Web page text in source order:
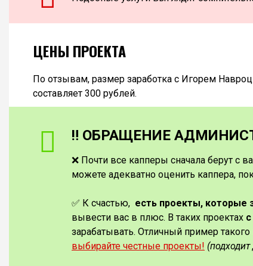
ЦЕНЫ ПРОЕКТА
По отзывам, размер заработка с Игорем
составляет 300 рублей.
‼️ ОБРАЩЕНИЕ
❌ Почти все капперы сначала берут с
можете адекватно оценить каппера,
✅ К счастью, есть проекты, которые
вывести вас в плюс. В таких проектах
зарабатывать. Отличный пример такого
выбирайте честные проекты!